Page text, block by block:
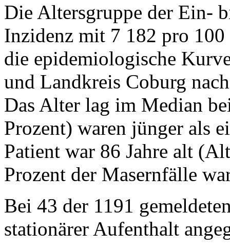
Die Altersgruppe der Ein-
Inzidenz mit 7 182 pro
die epidemiologische
und Landkreis Coburg
Das Alter lag im Median
Prozent) waren jünger als
Patient war 86 Jahre alt
Prozent der Masernfälle
Bei 43 der 1191
stationärer Aufenthalt